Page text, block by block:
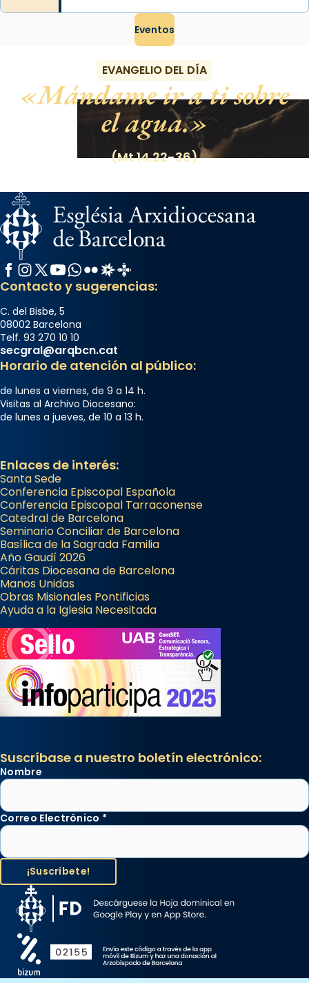
Eventos
EVANGELIO DEL DÍA
Mándame ir a ti sobre
el agua.
(Mt 14,22-36)
Facebook
Instagram
X / Twitter
YouTube
WhatsApp
FlickrRadio Estel
Catalunya Cristiana
Contacto y sugerencias:
C. del Bisbe, 5
08002 Barcelona
Telf. 93 270 10 10
secgral@arqbcn.cat
Horario de atención al público:
de lunes a viernes, de 9 a 14 h.
Visitas al Archivo Diocesano:
de lunes a jueves, de 10 a 13 h.
Enlaces de interés:
Santa Sede
Conferencia Episcopal Española
Conferencia Episcopal Tarraconense
Catedral de Barcelona
Seminario Conciliar de Barcelona
Basílica de la Sagrada Familia
Año Gaudí 2026
Cáritas Diocesana de Barcelona
Manos Unidas
Obras Misionales Pontificias
Ayuda a la Iglesia Necesitada
Suscríbase a nuestro boletín electrónico:
Nombre
Correo Electrónico *